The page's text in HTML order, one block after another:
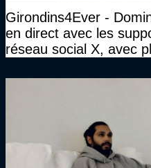
Girondins4Ever -
en direct avec les
réseau social X, avec